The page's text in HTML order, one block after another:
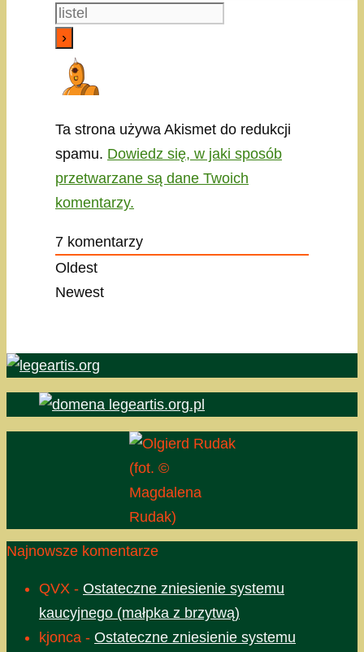
Ta strona używa Akismet do redukcji
spamu. Dowiedz się, w jaki sposób
przetwarzane są dane Twoich
komentarzy.
7 komentarzy
Oldest
Newest
(fot. ©
Magdalena
Rudak)
Najnowsze komentarze
QVX - Ostateczne zniesienie systemu
kaucyjnego (małpka z brzytwą)
kjonca - Ostateczne zniesienie systemu